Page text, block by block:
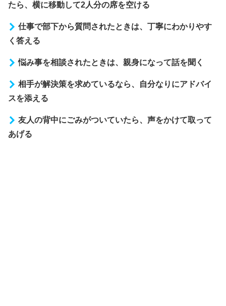
たら、横に移動して2人分の席を空ける
仕事で部下から質問されたときは、丁寧にわかりやす
く答える
悩み事を相談されたときは、親身になって話を聞く
相手が解決策を求めているなら、自分なりにアドバイ
スを添える
友人の背中にごみがついていたら、声をかけて取って
あげる